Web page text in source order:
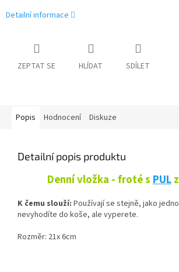
Detailní informace
ZEPTAT SE HLÍDAT SDÍLET
Popis Hodnocení Diskuze
Detailní popis produktu
Denní vložka - froté s PUL
K čemu slouží: Používají se stejně, jako
nevyhodíte do koše, ale vyperete.
Rozměr: 21x 6cm